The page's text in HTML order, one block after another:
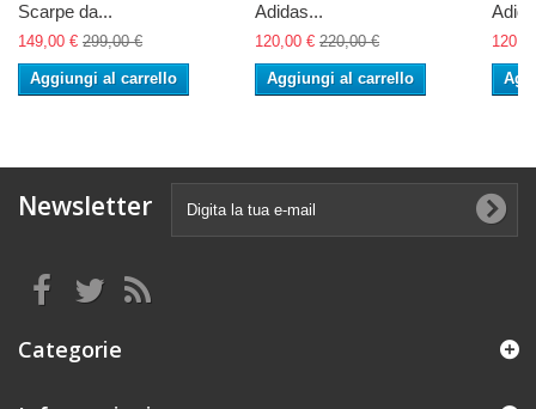
Scarpe da...
149,00 € 299,00 €
Aggiungi al carrello
Adidas...
120,00 € 220,00 €
Aggiungi al carrello
Newsletter
Categorie